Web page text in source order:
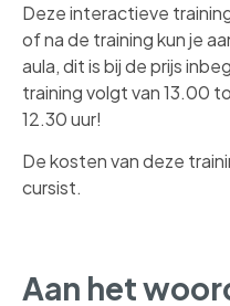
Deze interactieve
of na de training kun je
aula, dit is bij de prijs
training volgt van 13.00
12.30 uur!
De kosten van deze
cursist.
Aan het